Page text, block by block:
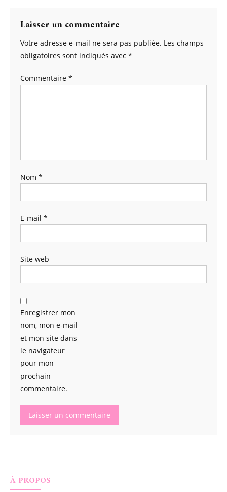
Laisser un commentaire
Votre adresse e-mail ne sera pas publiée. Les champs
obligatoires sont indiqués avec *
Commentaire *
Nom *
E-mail *
Site web
Enregistrer mon
nom, mon e-mail
et mon site dans
le navigateur
pour mon
prochain
commentaire.
À PROPOS